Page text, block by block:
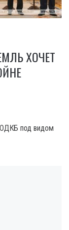
ХОЧЕТ
под видом